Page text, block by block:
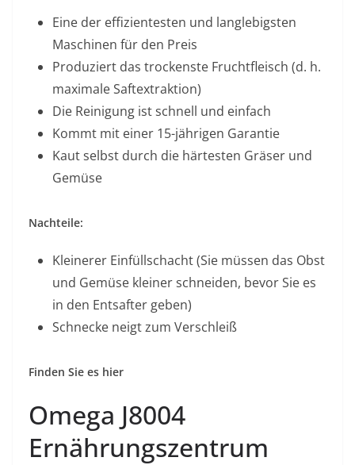
Eine der effizientesten und langlebigsten
Maschinen für den Preis
Produziert das trockenste Fruchtfleisch (d. h.
maximale Saftextraktion)
Die Reinigung ist schnell und einfach
Kommt mit einer 15-jährigen Garantie
Kaut selbst durch die härtesten Gräser und
Gemüse
Nachteile:
Kleinerer Einfüllschacht (Sie müssen das Obst
und Gemüse kleiner schneiden, bevor Sie es
in den Entsafter geben)
Schnecke neigt zum Verschleiß
Finden Sie es hier
Omega J8004
Ernährungszentrum